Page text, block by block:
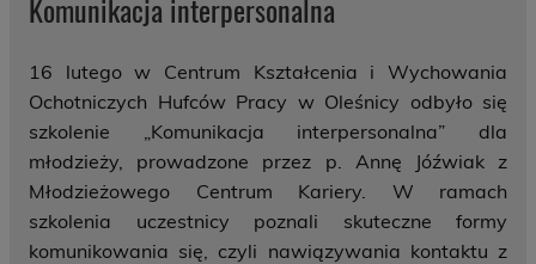
Komunikacja interpersonalna
16 lutego w Centrum Kształcenia i Wychowania
Ochotniczych Hufców Pracy w Oleśnicy odbyło się
szkolenie „Komunikacja interpersonalna” dla
młodzieży, prowadzone przez p. Annę Jóźwiak z
Młodzieżowego Centrum Kariery. W ramach
szkolenia uczestnicy poznali skuteczne formy
komunikowania się, czyli nawiązywania kontaktu z